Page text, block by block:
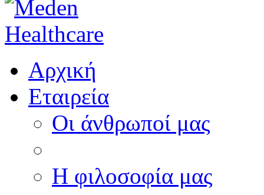
Αρχική
Εταιρεία
Οι άνθρωποί μας
Η φιλοσοφία μας